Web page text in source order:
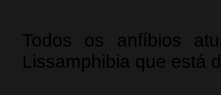
Todos os anfíbios
Lissamphibia que está